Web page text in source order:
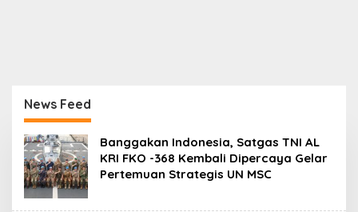
News Feed
B
R
A
W
I
Banggakan Indonesia, Satgas TNI AL
KRI FKO -368 Kembali Dipercaya Gelar
Pertemuan Strategis UN MSC